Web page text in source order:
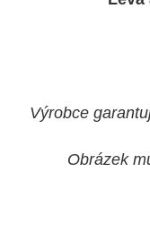
Výrobce
Obrázek